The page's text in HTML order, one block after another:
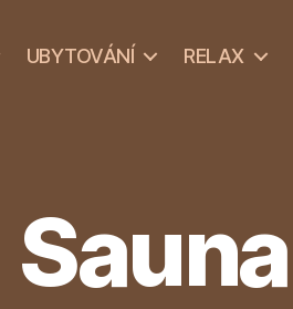
UBYTOVÁNÍ RELAX
Sauna